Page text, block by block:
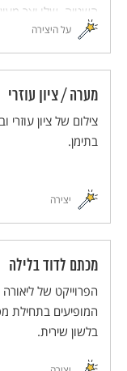
השנייה. שָלֵו יצר
שמאכלסות אותה
המייסדים. הספר
התפוררותו האטית
המייסדים ובמותם.
על היצירה
מערה / ציון עוזרי
צילום של ציון עוזרי
בתימן.
יצירה
מכתם לדוד בלילה
הפרוייקט של
המופיעים בתחילת
בלשון שירית.